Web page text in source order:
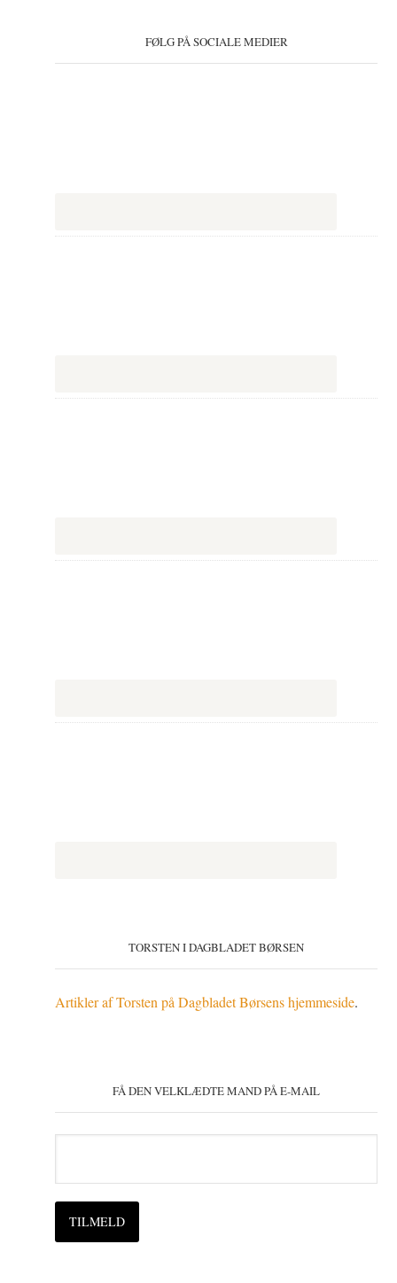
FØLG PÅ SOCIALE MEDIER
TORSTEN I DAGBLADET BØRSEN
Artikler af Torsten på Dagbladet Børsens hjemmeside.
FÅ DEN VELKLÆDTE MAND PÅ E-MAIL